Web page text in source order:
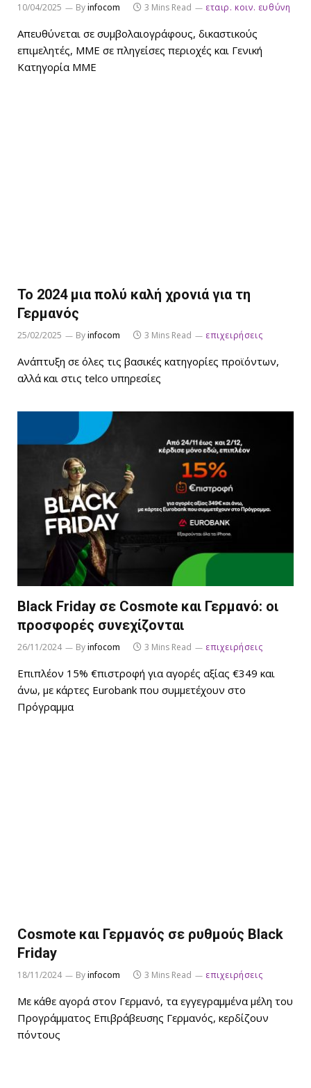
10/04/2025 Byinfocom 3 Mins Read εταιρ. κοιν. ευθύνη
Απευθύνεται σε συμβολαιογράφους, δικαστικούς
επιμελητές, ΜΜΕ σε πληγείσες περιοχές και Γενική
Κατηγορία ΜMΕ
Το 2024 μια πολύ καλή χρονιά για τη
Γερμανός
25/02/2025 Byinfocom 3 Mins Read επιχειρήσεις
Ανάπτυξη σε όλες τις βασικές κατηγορίες προϊόντων,
αλλά και στις telco υπηρεσίες
Black Friday σε Cosmote και Γερμανό: οι
προσφορές συνεχίζονται
26/11/2024 Byinfocom 3 Mins Read επιχειρήσεις
Επιπλέον 15% €πιστροφή για αγορές αξίας €349 και
άνω, με κάρτες Eurobank που συμμετέχουν στο
Πρόγραμμα
Cosmote και Γερμανός σε ρυθμούς Black
Friday
18/11/2024 Byinfocom 3 Mins Read επιχειρήσεις
Με κάθε αγορά στον Γερμανό, τα εγγεγραμμένα μέλη του
Προγράμματος Επιβράβευσης Γερμανός, κερδίζουν
πόντους